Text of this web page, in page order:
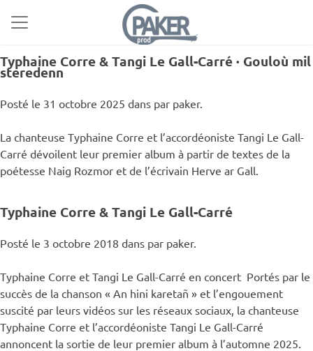
Typhaine Corre & Tangi Le Gall-Carré · Gouloù mil
steredenn
Posté le 31 octobre 2025 dans par paker.
La chanteuse Typhaine Corre et l’accordéoniste Tangi Le Gall-
Carré dévoilent leur premier album à partir de textes de la
poétesse Naig Rozmor et de l’écrivain Herve ar Gall.
Typhaine Corre & Tangi Le Gall-Carré
Posté le 3 octobre 2018 dans par paker.
Typhaine Corre et Tangi Le Gall-Carré en concert Portés par le
succès de la chanson « An hini karetañ » et l’engouement
suscité par leurs vidéos sur les réseaux sociaux, la chanteuse
Typhaine Corre et l’accordéoniste Tangi Le Gall-Carré
annoncent la sortie de leur premier album à l’automne 2025.